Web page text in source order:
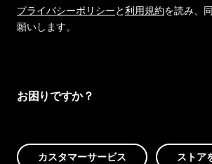
プライバシーポリシーと利用規約を読み、
願いします。
お困りですか？
カスタマーサービス ストア